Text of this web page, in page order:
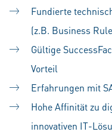
Fundierte
(z.B. Business
Gültige
Vorteil
Erfahrungen mit
Hohe Affinität zu
innovativen IT-